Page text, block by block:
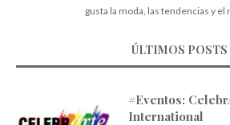
gusta la moda, las tendencias y el
ÚLTIMOS POSTS
#Eventos:
International